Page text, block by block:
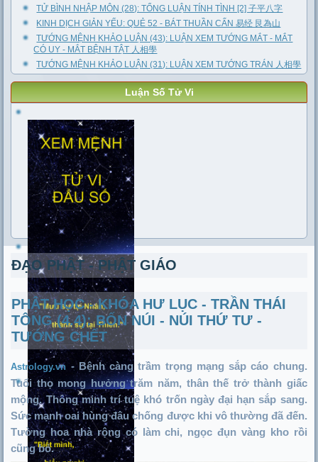
TỬ BÌNH NHẬP MÔN (28): TỔNG LUẬN TÍNH TÌNH [2] 子平八字
KINH DỊCH GIẢN YẾU: QUẺ 52 - BÁT THUẦN CẤN 易经 艮為山
TƯỚNG MỆNH KHẢO LUẬN (43): LUẬN XEM TƯỚNG MẮT - MẮT
CÓ UY - MẮT BỆNH TẬT 人相學
TƯỚNG MỆNH KHẢO LUẬN (31): LUẬN XEM TƯỚNG TRÁN 人相學
Luận Số Tử Vi
ĐẠO PHẬT - PHẬT GIÁO
PHẬT HỌC - KHÓA HƯ LỤC - TRẦN THÁI
TÔNG (4.4): BỐN NÚI - NÚI THỨ TƯ -
TƯỚNG CHẾT
Astrology.vn - Bệnh càng trầm trọng mạng sắp cáo chung.
Tuổi thọ mong hưởng trăm năm, thân thế trở thành giấc
mộng. Thông minh trí tuệ khó trốn ngày đại hạn sắp sang.
Sức mạnh oai hùng đâu chống được khi vô thường đã đến.
Tường hoa nhà rộng có làm chi, ngọc đụn vàng kho rồi
cũng bỏ.